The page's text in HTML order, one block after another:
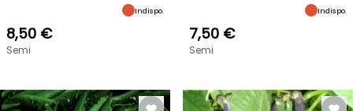
Indispo.
8,50 €
Semi
Indispo.
7,50 €
Semi